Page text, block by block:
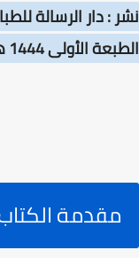
نشر : دار الرسالة
الطبعة الأولى 1444 هـ 2023 م
مقدمة